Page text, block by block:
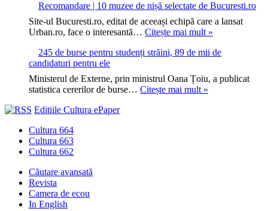
o
sinteză
a
puterii
lui
Putin,
la
anii
Recomandare | 10 muzee de nișă selectate de Bucuresti.ro
Site-ul Bucuresti.ro, editat de aceeași echipă care a lansat
Urban.ro, face o interesantă… Citește mai mult »
10
nișă
245 de burse pentru studenți străini, 89 de mii de
candidaturi pentru ele
Ministerul de Externe, prin ministrul Oana Țoiu, a publicat
statistica cererilor de burse… Citește mai mult »
Editiile Cultura ePaper
Cultura 664
Cultura 663
Cultura 662
Căutare avansată
Revista
Camera de ecou
In English